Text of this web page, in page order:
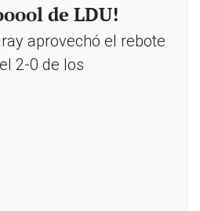
de LDU!
aprovechó el rebote
2-0 de los